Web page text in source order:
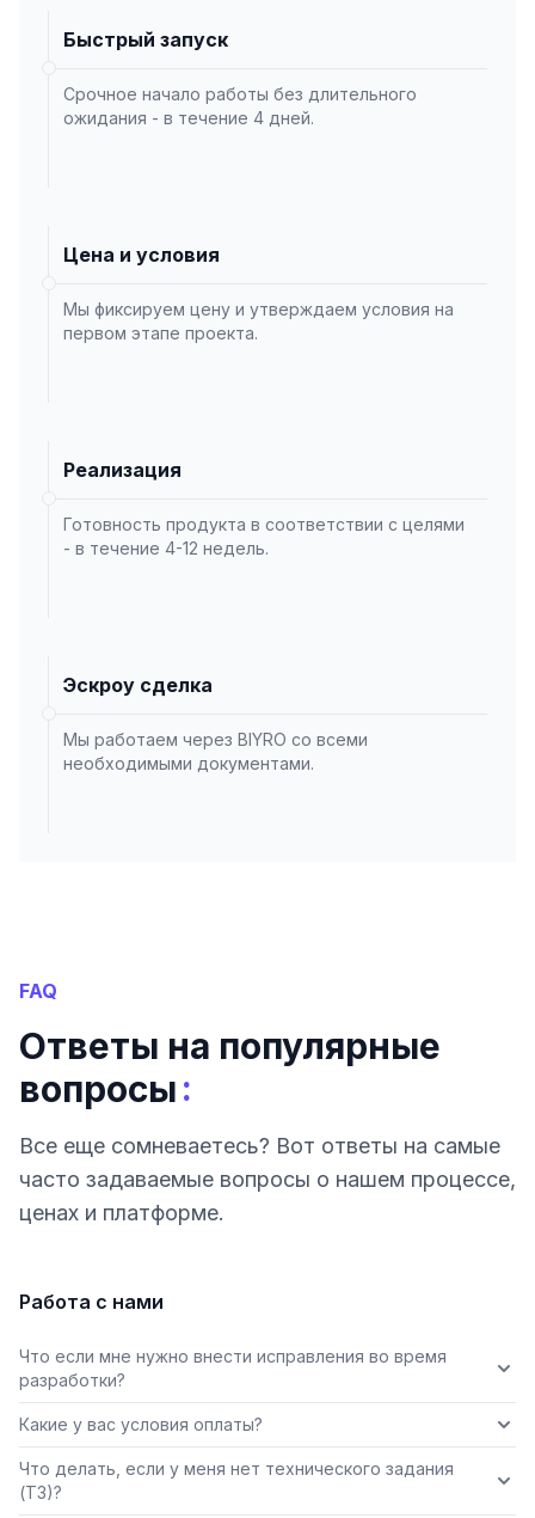
Быстрый запуск
Срочное начало работы без длительного
ожидания - в течение 4 дней.
Цена и условия
Мы фиксируем цену и утверждаем условия на
первом этапе проекта.
Реализация
Готовность продукта в соответствии с целями
- в течение 4-12 недель.
Эскроу сделка
Мы работаем через BIYRO со всеми
необходимыми документами.
FAQ
Ответы на популярные
вопросы:
Все еще сомневаетесь? Вот ответы на самые
часто задаваемые вопросы о нашем процессе,
ценах и платформе.
Работа с нами
Что если мне нужно внести исправления во время
разработки?
Какие у вас условия оплаты?
Что делать, если у меня нет технического задания
(ТЗ)?